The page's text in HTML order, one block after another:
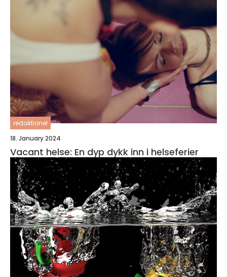
redaktionel
18. January 2024
Vacant helse: En dyp dykk inn i helseferier